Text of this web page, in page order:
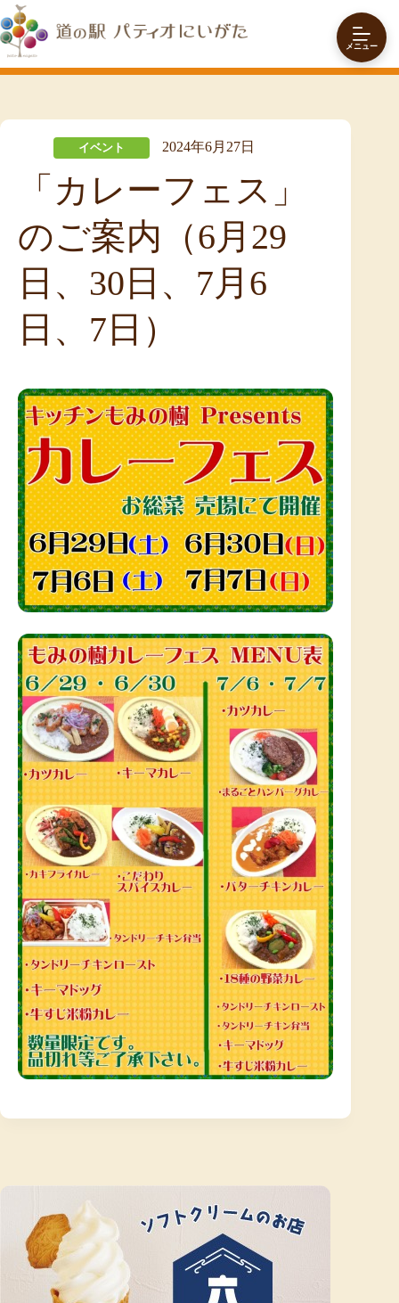
ン
テ
ス
メニュー
イベント 2024年6月27日
「カレーフェス」
のご案内（6月29
日、30日、7月6
日、7日）